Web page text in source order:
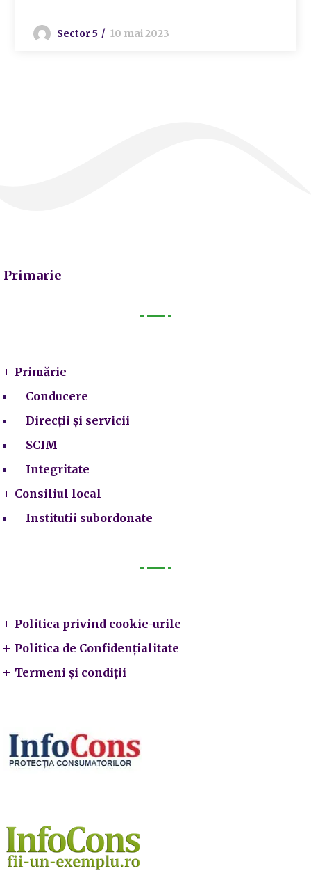
Sector 5 10 mai 2023
Primarie
Primărie
Conducere
Direcții și servicii
SCIM
Integritate
Consiliul local
Institutii subordonate
Politica privind cookie-urile
Politica de Confidențialitate
Termeni și condiții